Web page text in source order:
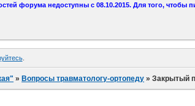
форума недоступны с 08.10.2015. Для того, чтобы
.
» Вопросы травматологу-ортопеду »Закрытый